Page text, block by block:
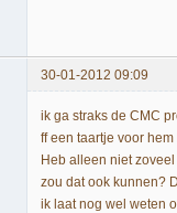
30-01-2012 09:09
ik ga straks de CMC
ff een taartje voor
Heb alleen niet
zou dat ook kunnen?
ik laat nog wel weten